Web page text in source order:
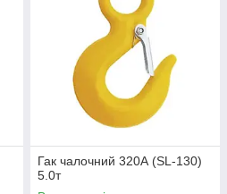
Гак чалочний 320А (SL-130)
5.0т